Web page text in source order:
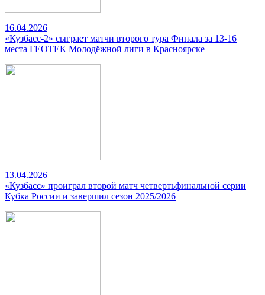
16.04.2026
«Кузбасс-2» сыграет матчи второго тура Финала за 13-16
места ГЕОТЕК Молодёжной лиги в Красноярске
13.04.2026
«Кузбасс» проиграл второй матч четвертьфинальной серии
Кубка России и завершил сезон 2025/2026